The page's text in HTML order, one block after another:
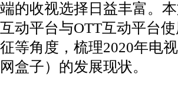
端的收视选择日益丰富。
互动平台与OTT互动平台
征等角度，梳理2020年电
网盒子）的发展现状。